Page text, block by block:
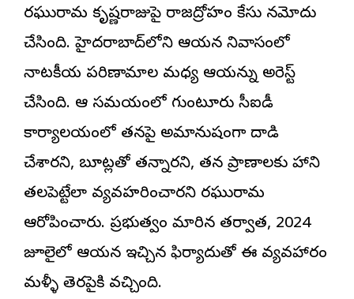
రఘురామ కృష్ణరాజుపై రాజద్రోహం కేసు నమోదు
చేసింది. హైదరాబాద్‌లోని ఆయన నివాసంలో
నాటకీయ పరిణామాల మధ్య ఆయన్ను అరెస్ట్
చేసింది. ఆ సమయంలో గుంటూరు సీఐడీ
కార్యాలయంలో తనపై అమానుషంగా దాడి
చేశారని, బూట్లతో తన్నారని, తన ప్రాణాలకు హాని
తలపెట్టేలా వ్యవహరించారని రఘురామ
ఆరోపించారు. ప్రభుత్వం మారిన తర్వాత, 2024
జూలైలో ఆయన ఇచ్చిన ఫిర్యాదుతో ఈ వ్యవహారం
మళ్ళీ తెరపైకి వచ్చింది.